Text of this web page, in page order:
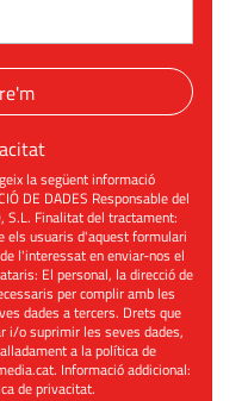
la següent informació
DE DADES Responsable del
S.L. Finalitat del tractament:
els usuaris d'aquest formulari
l'interessat en enviar-nos el
El personal, la direcció de
per complir amb les
dades a tercers. Drets que
i/o suprimir les seves dades,
a la política de
. Informació addicional:
de privacitat.